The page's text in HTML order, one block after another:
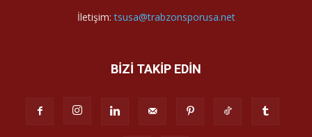
İletişim:tsusa@trabzonsporusa.net
BİZİ TAKİP EDİN